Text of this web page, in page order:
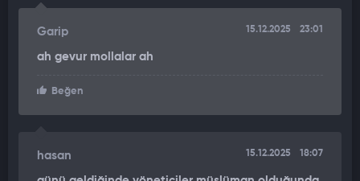
Garip 15.12.2025 23:01
ah gevur mollalar ah
Beğen
hasan 15.12.2025 18:07